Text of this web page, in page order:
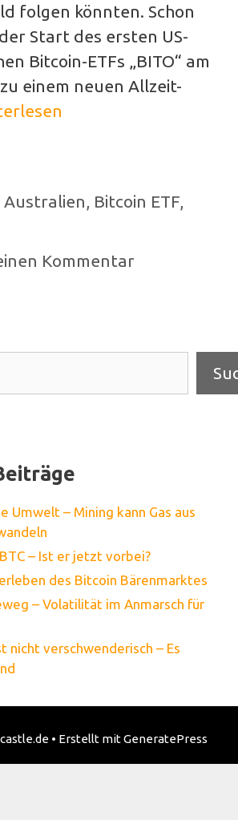
folgen könnten. Schon
Start des ersten US-
Bitcoin-ETFs „BITO“ am
einem neuen Allzeit-
Australien, Bitcoin ETF,
Kommentar
Umwelt – Mining kann Gas aus
– Ist er jetzt vorbei?
des Bitcoin Bärenmarktes
– Volatilität im Anmarsch für
nicht verschwenderisch – Es
• Erstellt mitGeneratePress